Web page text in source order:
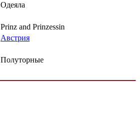
Одеяла
Prinz and Prinzessin
Австрия
Полуторные